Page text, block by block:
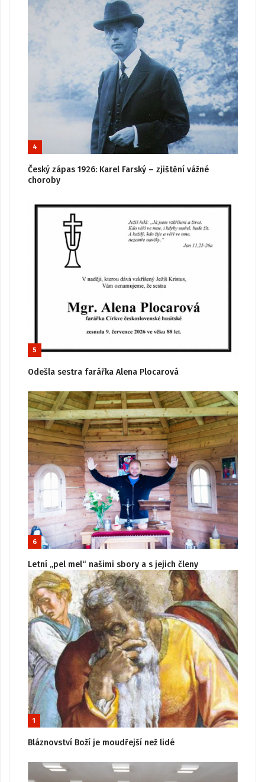
4
Český zápas 1926: Karel Farský – zjištění vážné
choroby
5
Odešla sestra farářka Alena Plocarová
6
Letní „pel mel“ našimi sbory a s jejich členy
1
Bláznovství Boží je moudřejší než lidé